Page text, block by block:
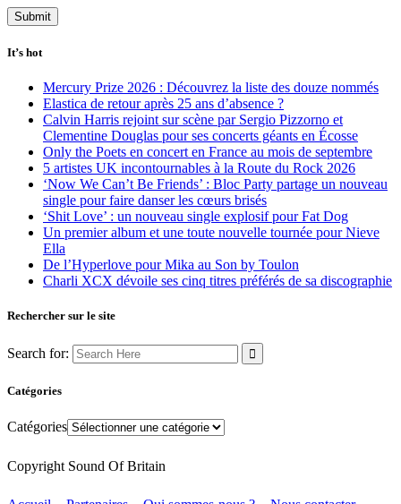
It’s hot
Mercury Prize 2026 : Découvrez la liste des douze nommés
Elastica de retour après 25 ans d’absence ?
Calvin Harris rejoint sur scène par Sergio Pizzorno et
Clementine Douglas pour ses concerts géants en Écosse
Only the Poets en concert en France au mois de septembre
5 artistes UK incontournables à la Route du Rock 2026
‘Now We Can’t Be Friends’ : Bloc Party partage un nouveau
single pour faire danser les cœurs brisés
‘Shit Love’ : un nouveau single explosif pour Fat Dog
Un premier album et une toute nouvelle tournée pour Nieve
Ella
De l’Hyperlove pour Mika au Son by Toulon
Charli XCX dévoile ses cinq titres préférés de sa discographie
Rechercher sur le site
Search for:
Catégories
Catégories
Copyright Sound Of Britain